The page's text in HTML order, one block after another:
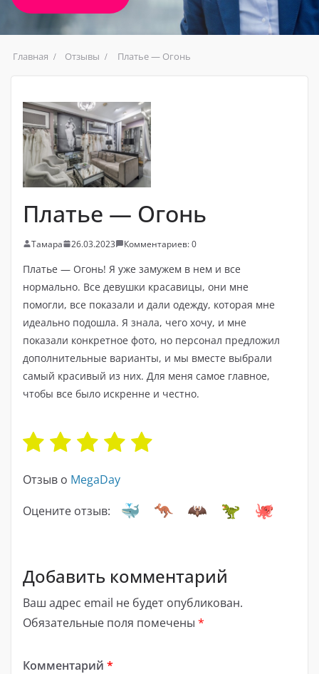
Главная Отзывы Платье — Огонь
Платье — Огонь
Тамара 26.03.2023 Комментариев: 0
Платье — Огонь! Я уже замужем в нем и все
нормально. Все девушки красавицы, они мне
помогли, все показали и дали одежду, которая мне
идеально подошла. Я знала, чего хочу, и мне
показали конкретное фото, но персонал предложил
дополнительные варианты, и мы вместе выбрали
самый красивый из них. Для меня самое главное,
чтобы все было искренне и честно.
Отзыв о MegaDay
Оцените отзыв:
Добавить комментарий
Ваш адрес email не будет опубликован.
Обязательные поля помечены *
Комментарий *